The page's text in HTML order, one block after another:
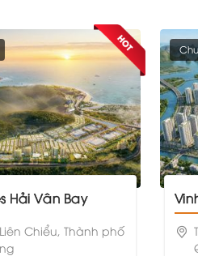
Hải Vân Bay
Chiểu, Thành phố